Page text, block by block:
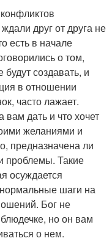
друг от друга не
есть в начале
о том,
создавать, и
в отношении
часто лажает.
вам дать и что хочет
желаниями и
предназначена ли
проблемы. Такие
осуждается
шаги на
Бог не
но он вам
о нем.